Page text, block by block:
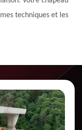
techniques et les